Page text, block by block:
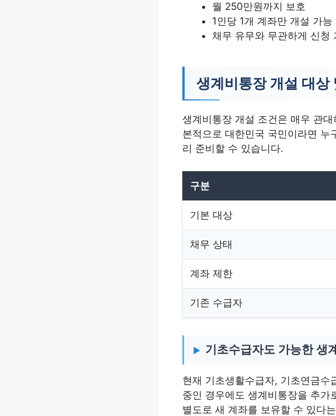
월 250만원까지 보호
1인당 1개 계좌만 개설 가능
채무 유무와 무관하게 신청
생계비통장 개설 대상
생계비통장 개설 조건은 매우 관
본적으로 대한민국 국민이라면 누
리 준비할 수 있습니다.
구분
기본 대상
채무 상태
계좌 제한
기존 수급자
기초수급자도 가능한 생
현재 기초생활수급자, 기초연금수
중인 경우에도 생계비통장을 추
별도로 새 계좌를 보유할 수 있다